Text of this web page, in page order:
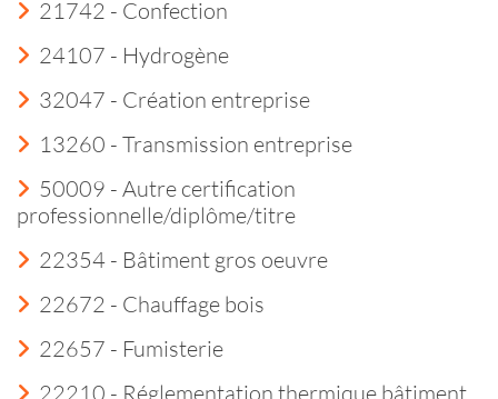
21742 - Confection
24107 - Hydrogène
32047 - Création entreprise
13260 - Transmission entreprise
50009 - Autre certification
professionnelle/diplôme/titre
22354 - Bâtiment gros oeuvre
22672 - Chauffage bois
22657 - Fumisterie
22210 - Réglementation thermique bâtiment